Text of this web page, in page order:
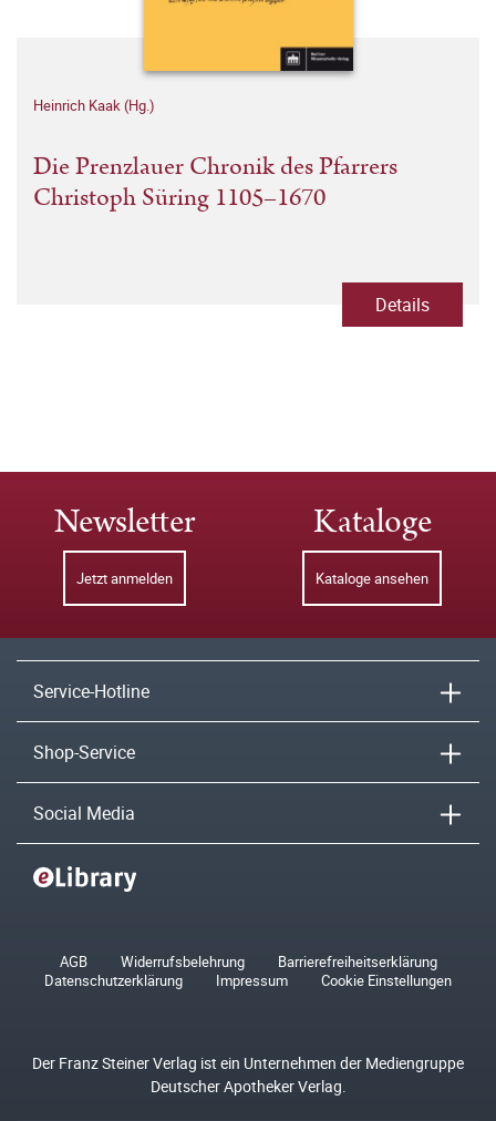
Heinrich Kaak (Hg.)
Die Prenzlauer Chronik des Pfarrers
Christoph Süring 1105–1670
Details
Newsletter
Jetzt anmelden
Kataloge
Kataloge ansehen
Service-Hotline
Shop-Service
Social Media
AGB Widerrufsbelehrung
Barrierefreiheitserklärung
Datenschutzerklärung
Impressum Cookie Einstellungen
Der Franz Steiner Verlag ist ein Unternehmen der Mediengruppe
Deutscher Apotheker Verlag.